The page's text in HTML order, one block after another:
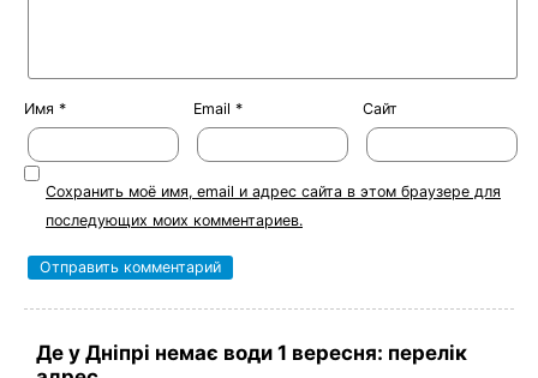
Имя * Email * Сайт
Сохранить моё имя, email и адрес сайта в этом браузере для
последующих моих комментариев.
Де у Дніпрі немає води 1 вересня: перелік